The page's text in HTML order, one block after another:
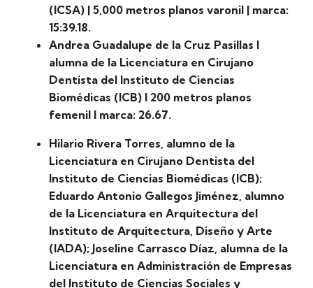
(ICSA) | 5,000 metros planos varonil | marca:
15:39.18.
Andrea Guadalupe de la Cruz Pasillas l
alumna de la Licenciatura en Cirujano
Dentista del Instituto de Ciencias
Biomédicas (ICB) l 200 metros planos
femenil l marca: 26.67.
Hilario Rivera Torres, alumno de la
Licenciatura en Cirujano Dentista del
Instituto de Ciencias Biomédicas (ICB);
Eduardo Antonio Gallegos Jiménez, alumno
de la Licenciatura en Arquitectura del
Instituto de Arquitectura, Diseño y Arte
(IADA); Joseline Carrasco Díaz, alumna de la
Licenciatura en Administración de Empresas
del Instituto de Ciencias Sociales y